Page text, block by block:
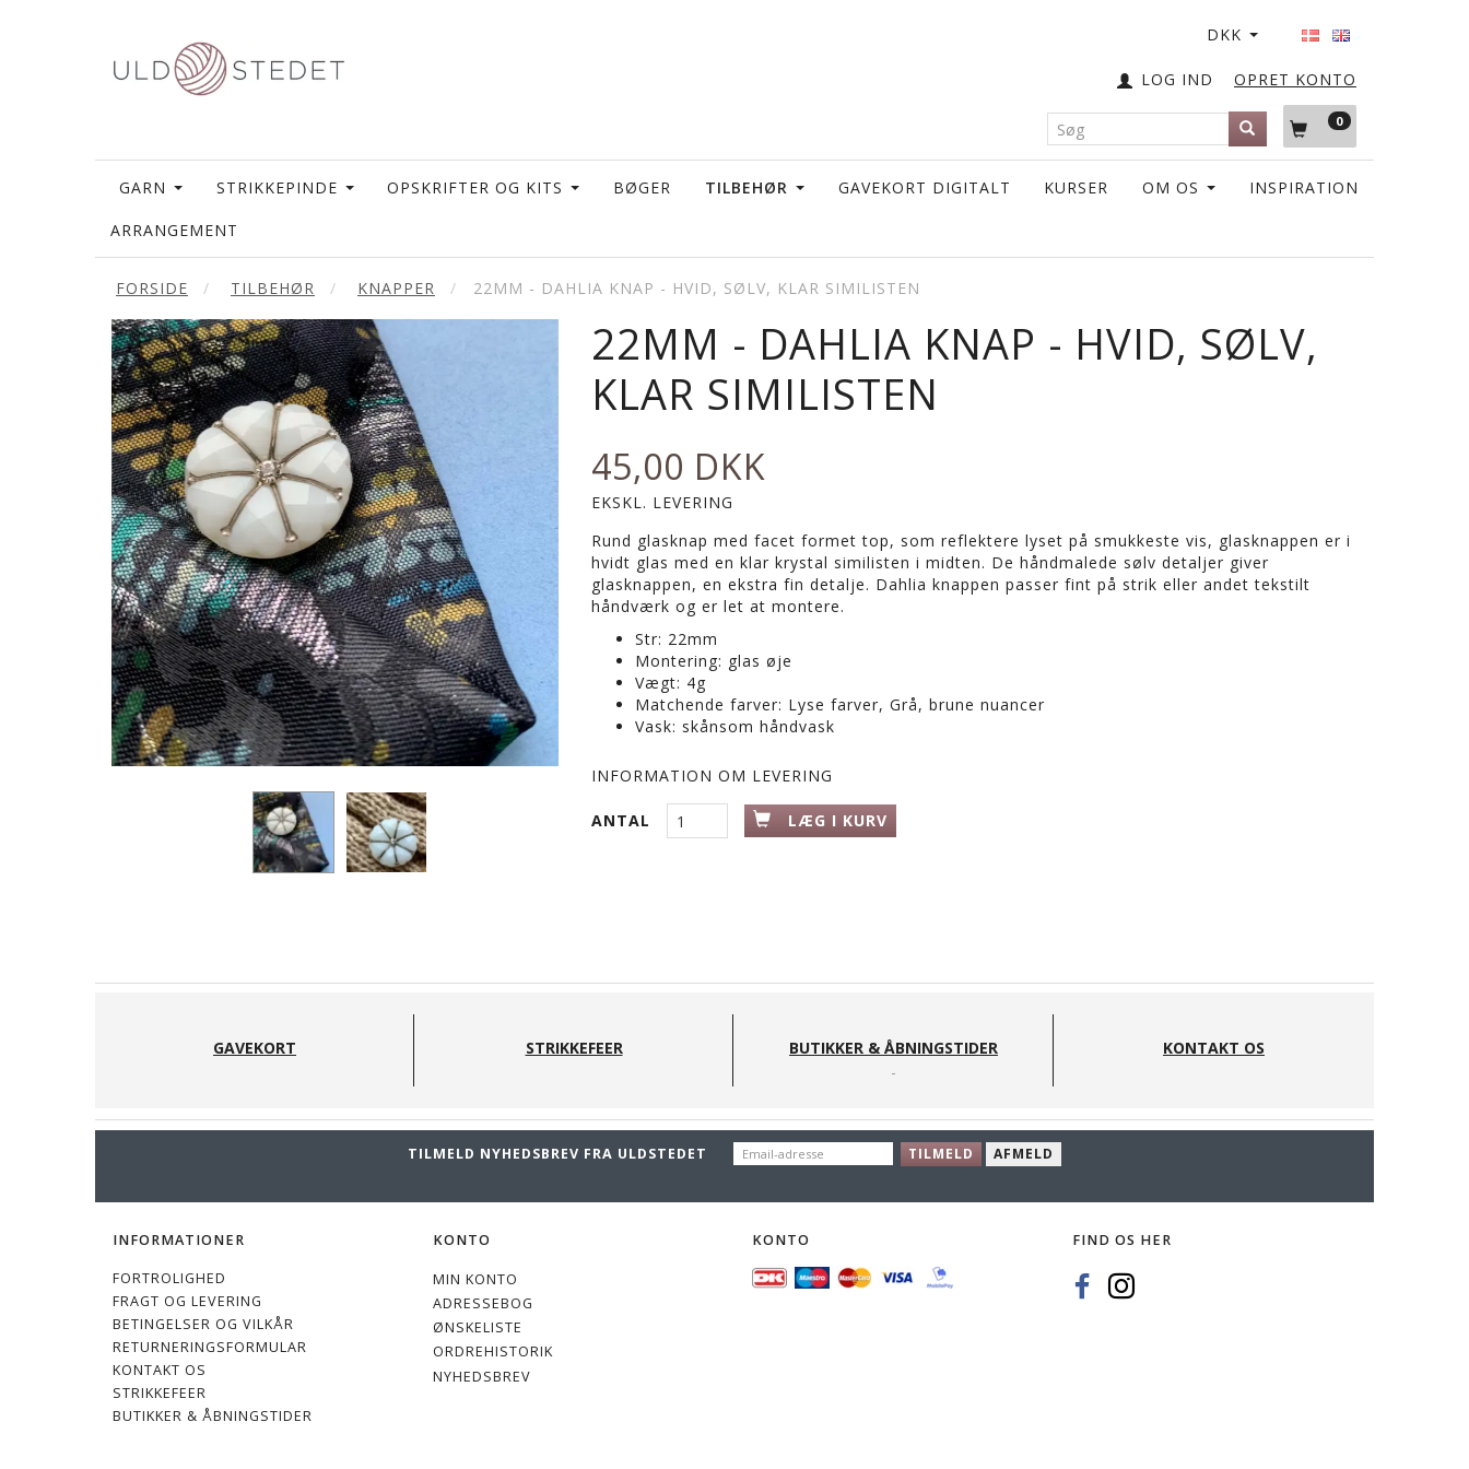
DKK
OPRET KONTO
LOG IND
0
GARN STRIKKEPINDE OPSKRIFTER OG KITS BØGER TILBEHØR GAVEKORT DIGITALT KURSER OM OS INSPIRATION
ARRANGEMENT
FORSIDE TILBEHØR KNAPPER 22MM - DAHLIA KNAP - HVID, SØLV, KLAR SIMILISTEN
22MM - DAHLIA KNAP - HVID, SØLV,
KLAR SIMILISTEN
45,00 DKK
EKSKL. LEVERING
Rund glasknap med facet formet top, som reflektere lyset på smukkeste vis, glasknappen er i
hvidt glas med en klar krystal similisten i midten. De håndmalede sølv detaljer giver
glasknappen, en ekstra fin detalje. Dahlia knappen passer fint på strik eller andet tekstilt
håndværk og er let at montere.
Str: 22mm
Montering: glas øje
Vægt: 4g
Matchende farver: Lyse farver, Grå, brune nuancer
Vask: skånsom håndvask
INFORMATION OM LEVERING
ANTAL LÆG I KURV
GAVEKORT STRIKKEFEER BUTIKKER & ÅBNINGSTIDER KONTAKT OS
TILMELD NYHEDSBREV FRA ULDSTEDET
EMAIL-
ADRESSE
TILMELD AFMELD
INFORMATIONER
FORTROLIGHED
FRAGT OG LEVERING
BETINGELSER OG VILKÅR
RETURNERINGSFORMULAR
KONTAKT OS
STRIKKEFEER
BUTIKKER & ÅBNINGSTIDER
KONTO
MIN KONTO
ADRESSEBOG
ØNSKELISTE
ORDREHISTORIK
NYHEDSBREV
KONTO FIND OS HER